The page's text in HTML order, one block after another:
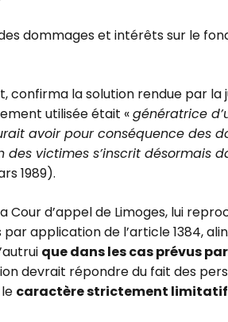
dommages et intérêts sur le
confirma la solution rendue par la
utilisée était «génératrice
avoir pour conséquence des
victimes s’inscrit désormais
1989).
d’appel de Limoges, lui
application de l’article 1384,
que dans les cas prévus
devrait répondre du fait des
caractère strictement limitatif